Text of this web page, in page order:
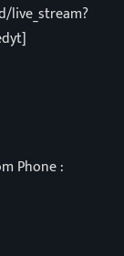
live_stream?
Phone :